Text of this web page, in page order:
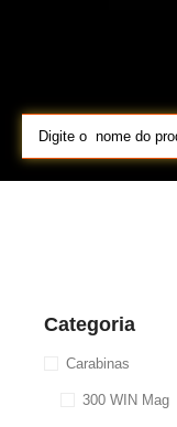
Categoria
Carabinas
300 WIN Mag